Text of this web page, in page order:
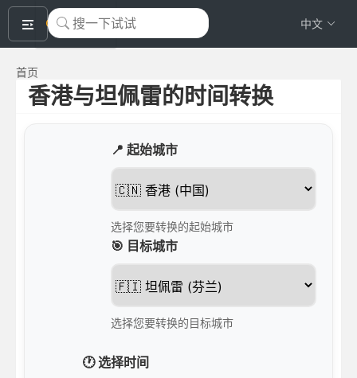
okeyTool 中文
首页
香港与坦佩雷的时间转换
📍 起始城市
选择您要转换的起始城市
🎯 目标城市
选择您要转换的目标城市
🕐 选择时间